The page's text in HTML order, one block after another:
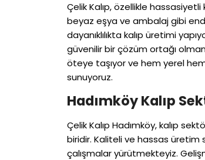
Çelik Kalıp, özellikle
beyaz eşya ve ambalaj gibi
dayanıklılıkta kalıp üretimi
güvenilir bir çözüm ortağı
öteye taşıyor ve hem yerel
sunuyoruz.
Hadımköy Kalıp
Çelik Kalıp Hadımköy, kalıp
biridir. Kaliteli ve hassas üretim
çalışmalar yürütmekteyiz.